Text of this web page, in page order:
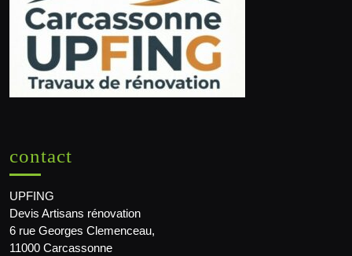
contact
UPFING
Devis Artisans rénovation
6 rue Georges Clemenceau,
11000 Carcassonne